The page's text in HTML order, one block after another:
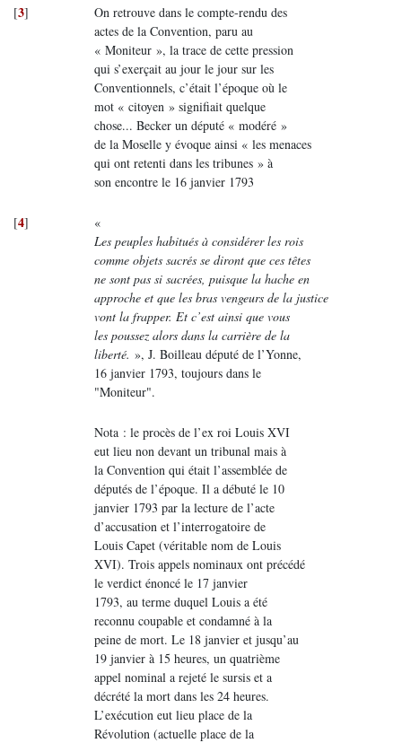
[3]
On retrouve dans le compte-rendu des
actes de la Convention, paru au
« Moniteur », la trace de cette pression
qui s’exerçait au jour le jour sur les
Conventionnels, c’était l’époque où le
mot « citoyen » signifiait quelque
chose... Becker un député « modéré »
de la Moselle y évoque ainsi « les menaces
qui ont retenti dans les tribunes » à
son encontre le 16 janvier 1793
[4]
«
Les peuples habitués à considérer les rois
comme objets sacrés se diront que ces têtes
ne sont pas si sacrées, puisque la hache en
approche et que les bras vengeurs de la justice
vont la frapper. Et c’est ainsi que vous
les poussez alors dans la carrière de la
liberté. », J. Boilleau député de l’Yonne,
16 janvier 1793, toujours dans le
"Moniteur".
Nota : le procès de l’ex roi Louis XVI
eut lieu non devant un tribunal mais à
la Convention qui était l’assemblée de
députés de l’époque. Il a débuté le 10
janvier 1793 par la lecture de l’acte
d’accusation et l’interrogatoire de
Louis Capet (véritable nom de Louis
XVI). Trois appels nominaux ont précédé
le verdict énoncé le 17 janvier
1793, au terme duquel Louis a été
reconnu coupable et condamné à la
peine de mort. Le 18 janvier et jusqu’au
19 janvier à 15 heures, un quatrième
appel nominal a rejeté le sursis et a
décrété la mort dans les 24 heures.
L’exécution eut lieu place de la
Révolution (actuelle place de la